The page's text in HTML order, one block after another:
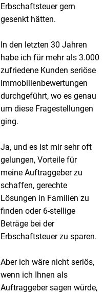
Erbschaftsteuer gern
gesenkt hätten.
In den letzten 30 Jahren
habe ich für mehr als 3.000
zufriedene Kunden seriöse
Immobilienbewertungen
durchgeführt, wo es genau
um diese Fragestellungen
ging.
Ja, und es ist mir sehr oft
gelungen, Vorteile für
meine Auftraggeber zu
schaffen, gerechte
Lösungen in Familien zu
finden oder 6-stellige
Beträge bei der
Erbschaftsteuer zu sparen.
Aber ich wäre nicht seriös,
wenn ich Ihnen als
Auftraggeber sagen würde,